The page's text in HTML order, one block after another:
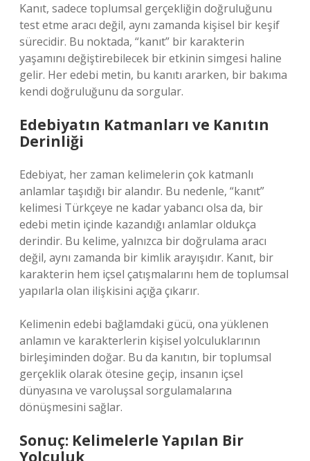
Kanıt, sadece toplumsal gerçekliğin doğruluğunu
test etme aracı değil, aynı zamanda kişisel bir keşif
sürecidir. Bu noktada, “kanıt” bir karakterin
yaşamını değiştirebilecek bir etkinin simgesi haline
gelir. Her edebi metin, bu kanıtı ararken, bir bakıma
kendi doğruluğunu da sorgular.
Edebiyatın Katmanları ve Kanıtın
Derinliği
Edebiyat, her zaman kelimelerin çok katmanlı
anlamlar taşıdığı bir alandır. Bu nedenle, “kanıt”
kelimesi Türkçeye ne kadar yabancı olsa da, bir
edebi metin içinde kazandığı anlamlar oldukça
derindir. Bu kelime, yalnızca bir doğrulama aracı
değil, aynı zamanda bir kimlik arayışıdır. Kanıt, bir
karakterin hem içsel çatışmalarını hem de toplumsal
yapılarla olan ilişkisini açığa çıkarır.
Kelimenin edebi bağlamdaki gücü, ona yüklenen
anlamın ve karakterlerin kişisel yolculuklarının
birleşiminden doğar. Bu da kanıtın, bir toplumsal
gerçeklik olarak ötesine geçip, insanın içsel
dünyasına ve varoluşsal sorgulamalarına
dönüşmesini sağlar.
Sonuç: Kelimelerle Yapılan Bir
Yolculuk